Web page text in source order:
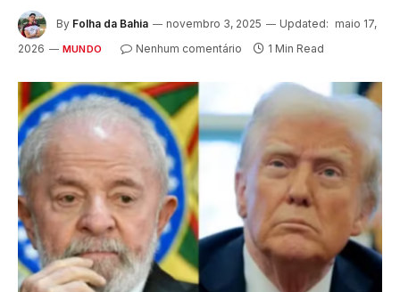
By Folha da Bahia novembro 3, 2025 Updated: maio 17,
2026
MUNDO Nenhum comentário 1 Min Read